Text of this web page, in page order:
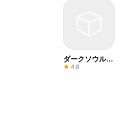
ダークソウルカ
メラ
4.8